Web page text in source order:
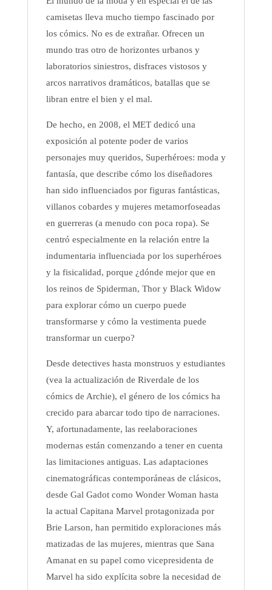
camisetas lleva mucho tiempo fascinado por
los cómics. No es de extrañar. Ofrecen un
mundo tras otro de horizontes urbanos y
laboratorios siniestros, disfraces vistosos y
arcos narrativos dramáticos, batallas que se
libran entre el bien y el mal.
De hecho, en 2008, el MET dedicó una
exposición al potente poder de varios
personajes muy queridos, Superhéroes: moda y
fantasía, que describe cómo los diseñadores
han sido influenciados por figuras fantásticas,
villanos cobardes y mujeres metamorfoseadas
en guerreras (a menudo con poca ropa). Se
centró especialmente en la relación entre la
indumentaria influenciada por los superhéroes
y la fisicalidad, porque ¿dónde mejor que en
los reinos de Spiderman, Thor y Black Widow
para explorar cómo un cuerpo puede
transformarse y cómo la vestimenta puede
transformar un cuerpo?
Desde detectives hasta monstruos y estudiantes
(vea la actualización de Riverdale de los
cómics de Archie), el género de los cómics ha
crecido para abarcar todo tipo de narraciones.
Y, afortunadamente, las reelaboraciones
modernas están comenzando a tener en cuenta
las limitaciones antiguas. Las adaptaciones
cinematográficas contemporáneas de clásicos,
desde Gal Gadot como Wonder Woman hasta
la actual Capitana Marvel protagonizada por
Brie Larson, han permitido exploraciones más
matizadas de las mujeres, mientras que Sana
Amanat en su papel como vicepresidenta de
Marvel ha sido explícita sobre la necesidad de